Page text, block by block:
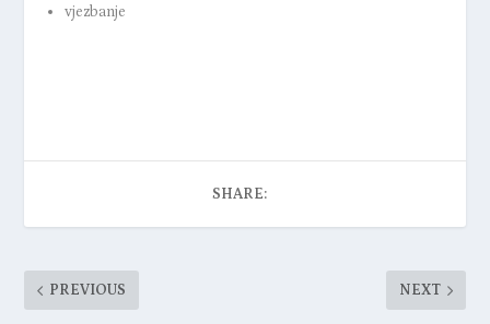
vjezbanje
SHARE:
PREVIOUS NEXT